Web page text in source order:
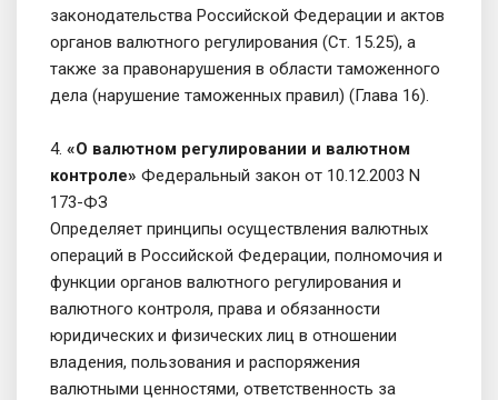
законодательства Российской Федерации и актов
органов валютного регулирования (Ст. 15.25), а
также за правонарушения в области таможенного
дела (нарушение таможенных правил) (Глава 16).
4. «О валютном регулировании и валютном
контроле» Федеральный закон от 10.12.2003 N
173-ФЗ
Определяет принципы осуществления валютных
операций в Российской Федерации, полномочия и
функции органов валютного регулирования и
валютного контроля, права и обязанности
юридических и физических лиц в отношении
владения, пользования и распоряжения
валютными ценностями, ответственность за